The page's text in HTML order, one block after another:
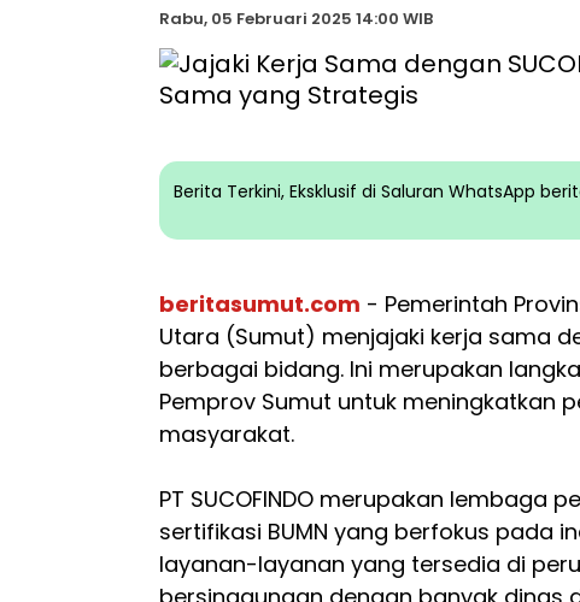
Rabu, 05 Februari 2025 14:00 WIB
Berita Terkini, Eksklusif di Saluran WhatsApp
beritasumut.com - Pemerintah
Utara (Sumut) menjajaki kerja sama
berbagai bidang. Ini merupakan
Pemprov Sumut untuk meningkatkan
masyarakat.
PT SUCOFINDO merupakan lembaga
sertifikasi BUMN yang berfokus pada
layanan-layanan yang tersedia di